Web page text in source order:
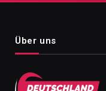
Über uns